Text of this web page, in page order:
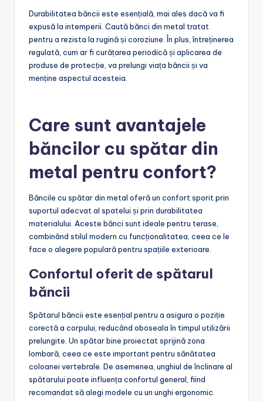
Durabilitatea băncii este esențială, mai ales dacă va fi
expusă la intemperii. Caută bănci din metal tratat
pentru a rezista la rugină și coroziune. În plus, întreținerea
regulată, cum ar fi curățarea periodică și aplicarea de
produse de protecție, va prelungi viața băncii și va
menține aspectul acesteia.
Care sunt avantajele
băncilor cu spătar din
metal pentru confort?
Băncile cu spătar din metal oferă un confort sporit prin
materialului. Aceste bănci sunt ideale pentru terase,
combinând stilul modern cu funcționalitatea, ceea ce le
face o alegere populară pentru spațiile exterioare.
Confortul oferit de spătarul
băncii